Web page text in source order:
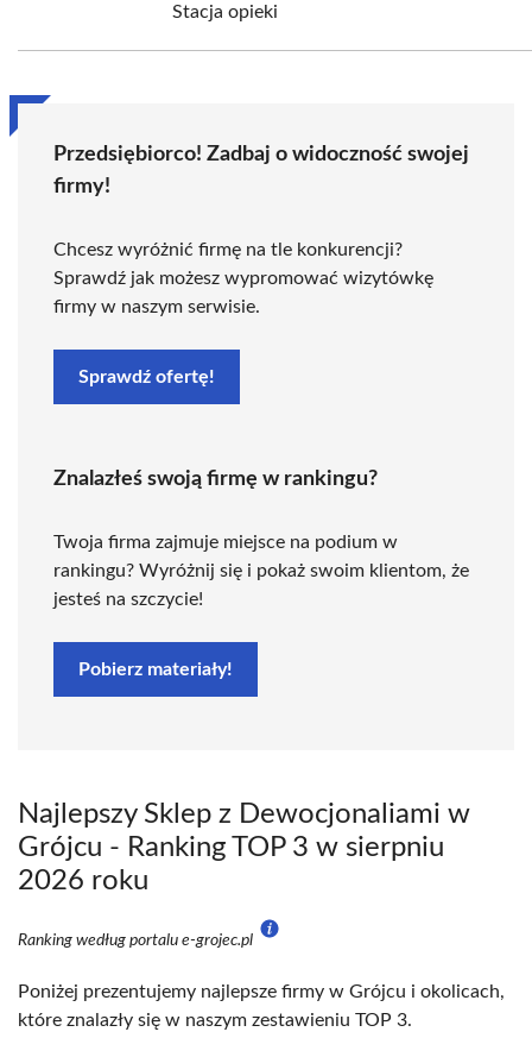
Stacja opieki
Przedsiębiorco! Zadbaj o widoczność swojej
firmy!
Chcesz wyróżnić firmę na tle konkurencji?
Sprawdź jak możesz wypromować wizytówkę
firmy w naszym serwisie.
Sprawdź ofertę!
Znalazłeś swoją firmę w rankingu?
Twoja firma zajmuje miejsce na podium w
rankingu? Wyróżnij się i pokaż swoim klientom, że
jesteś na szczycie!
Pobierz materiały!
Najlepszy Sklep z Dewocjonaliami w
Grójcu - Ranking TOP 3 w sierpniu
2026 roku
Ranking według portalu e-grojec.pl
Poniżej prezentujemy najlepsze firmy w Grójcu i okolicach,
które znalazły się w naszym zestawieniu TOP 3.